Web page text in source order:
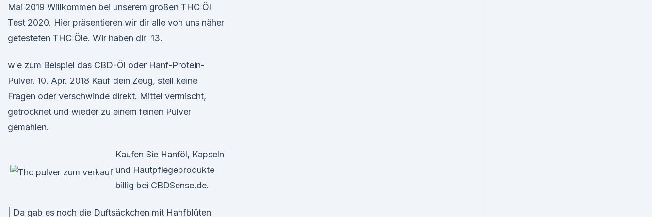
Mai 2019 Willkommen bei unserem großen THC Öl
Test 2020. Hier präsentieren wir dir alle von uns näher
getesteten THC Öle. Wir haben dir 13.
wie zum Beispiel das CBD-Öl oder Hanf-Protein-
Pulver. 10. Apr. 2018 Kauf dein Zeug, stell keine
Fragen oder verschwinde direkt. Mittel vermischt,
getrocknet und wieder zu einem feinen Pulver
gemahlen.
Kaufen Sie Hanföl, Kapseln
und Hautpflegeprodukte
billig bei CBDSense.de.
| Da gab es noch die Duftsäckchen mit Hanfblüten